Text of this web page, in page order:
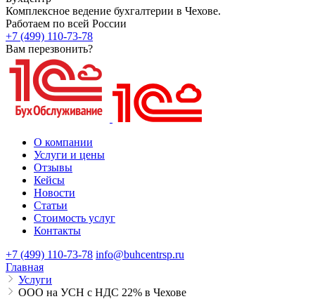
Комплексное ведение бухгалтерии в Чехове.
Работаем по всей России
+7 (499) 110-73-78
Вам перезвонить?
О компании
Услуги и цены
Отзывы
Кейсы
Новости
Статьи
Стоимость услуг
Контакты
+7 (499) 110-73-78 info@buhcentrsp.ru
Главная
Услуги
ООО на УСН с НДС 22% в Чехове